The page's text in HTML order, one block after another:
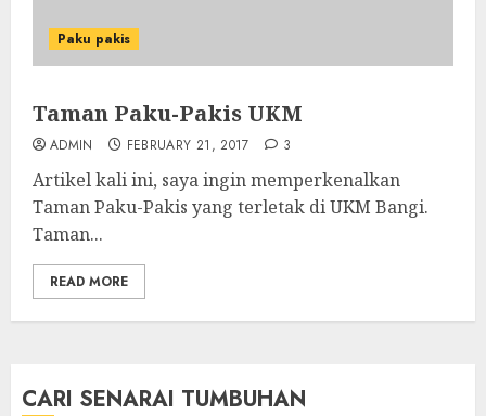
Paku pakis
Taman Paku-Pakis UKM
ADMIN FEBRUARY 21, 2017 3
Artikel kali ini, saya ingin memperkenalkan
Taman Paku-Pakis yang terletak di UKM Bangi.
Taman...
READ MORE
CARI SENARAI TUMBUHAN